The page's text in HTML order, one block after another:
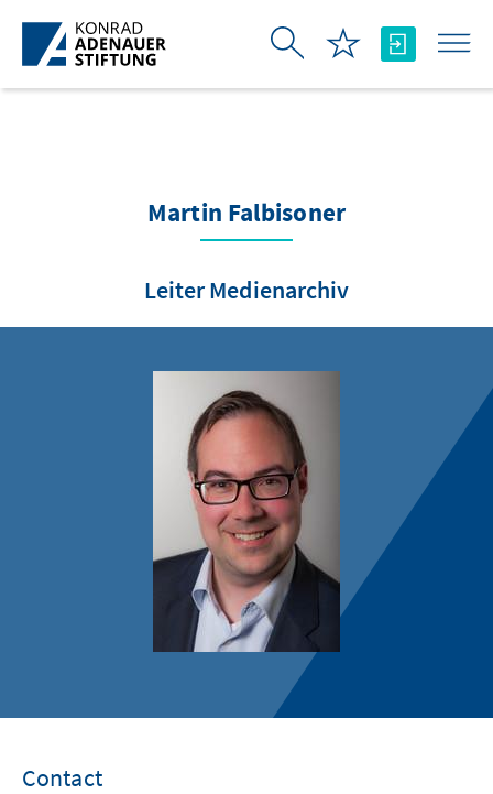
Saut au contenu principal
Martin Falbisoner
Leiter Medienarchiv
Contact